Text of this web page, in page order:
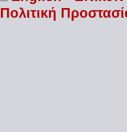
Πολιτική